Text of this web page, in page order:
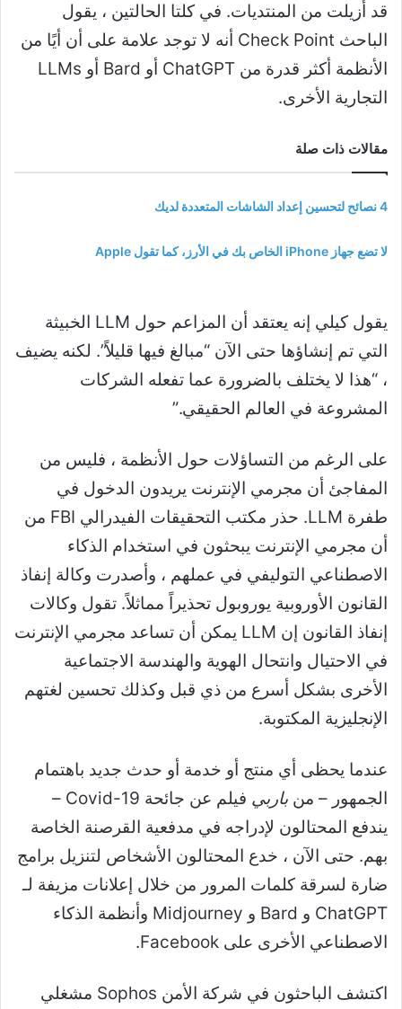
قد أزيلت من المنتديات. في كلتا الحالتين ، يقول
الباحث Check Point أنه لا توجد علامة على أن أيًا من
الأنظمة أكثر قدرة من ChatGPT أو Bard أو LLMs
التجارية الأخرى.
مقالات ذات صلة
4 نصائح لتحسين إعداد الشاشات المتعددة لديك
لا تضع جهاز iPhone الخاص بك في الأرز، كما تقول Apple
يقول كيلي إنه يعتقد أن المزاعم حول LLM الخبيثة
التي تم إنشاؤها حتى الآن “مبالغ فيها قليلاً”. لكنه يضيف
، “هذا لا يختلف بالضرورة عما تفعله الشركات
المشروعة في العالم الحقيقي.”
على الرغم من التساؤلات حول الأنظمة ، فليس من
المفاجئ أن مجرمي الإنترنت يريدون الدخول في
طفرة LLM. حذر مكتب التحقيقات الفيدرالي FBI من
أن مجرمي الإنترنت يبحثون في استخدام الذكاء
الاصطناعي التوليفي في عملهم ، وأصدرت وكالة إنفاذ
القانون الأوروبية يوروبول تحذيراً مماثلاً. تقول وكالات
إنفاذ القانون إن LLM يمكن أن تساعد مجرمي الإنترنت
في الاحتيال وانتحال الهوية والهندسة الاجتماعية
الأخرى بشكل أسرع من ذي قبل وكذلك تحسين لغتهم
الإنجليزية المكتوبة.
عندما يحظى أي منتج أو خدمة أو حدث جديد باهتمام
الجمهور – من باربي
فيلم عن جائحة Covid-19 –
يندفع المحتالون لإدراجه في مدفعية القرصنة الخاصة
بهم. حتى الآن ، خدع المحتالون الأشخاص لتنزيل برامج
ضارة لسرقة كلمات المرور من خلال إعلانات مزيفة لـ
ChatGPT و Bard و Midjourney وأنظمة الذكاء
الاصطناعي الأخرى على Facebook.
اكتشف الباحثون في شركة الأمن Sophos مشغلي